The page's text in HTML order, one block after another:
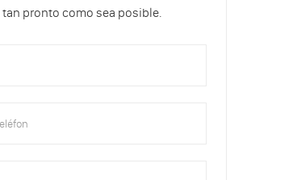
pronto como sea posible.